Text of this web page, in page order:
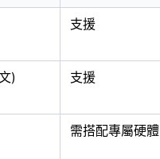
支援
) 支援
需搭配專屬硬體